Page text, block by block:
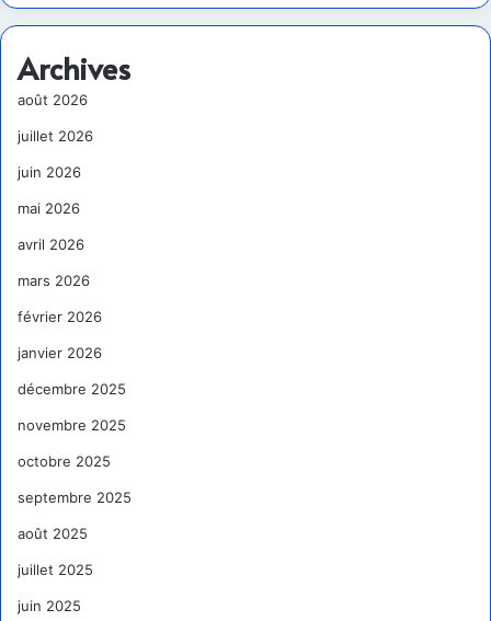
Archives
août 2026
juillet 2026
juin 2026
mai 2026
avril 2026
mars 2026
février 2026
janvier 2026
décembre 2025
novembre 2025
octobre 2025
septembre 2025
août 2025
juillet 2025
juin 2025